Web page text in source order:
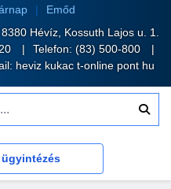
Emőd
Hévíz, Kossuth Lajos u. 1.
Telefon: (83) 500-800
heviz kukac t-online pont hu